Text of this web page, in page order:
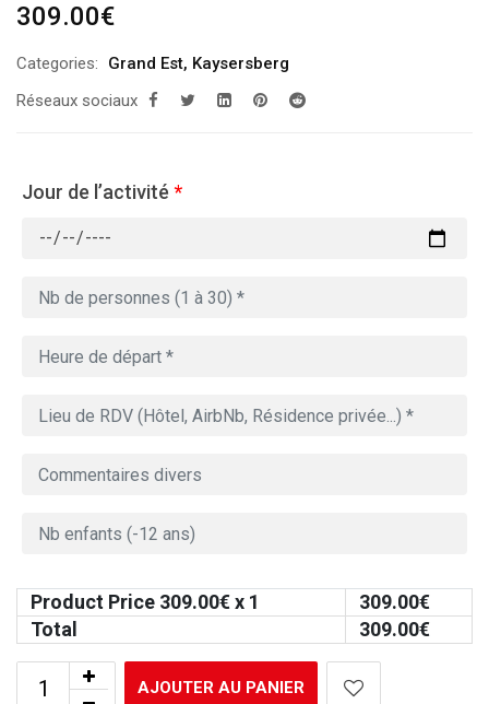
309.00€
Categories: Grand Est, Kaysersberg
Réseaux sociaux
Jour de l’activité *
Product Price 309.00€ x 1 309.00€
Total
309.00€
AJOUTER AU PANIER